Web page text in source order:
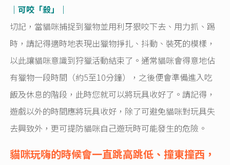
｜可咬「殺」｜
切記，當貓咪捕捉到獵物並用利牙狠咬下去、用力抓、踢
時，請記得適時地表現出獵物掙扎、抖動、裝死的模樣，
以此讓貓咪意識到狩獵活動結束了。通常貓咪會得意地佔
有獵物一段時間（約5至10分鐘），之後便會準備進入吃
飯及休息的階段，此時您就可以將玩具收好了。請記得，
遊戲以外的時間應將玩具收好，除了可避免貓咪對玩具失
去興致外，更可提防貓咪自己遊玩時可能發生的危險。
貓咪玩嗨的時候會一直跳高跳低、撞東撞西，